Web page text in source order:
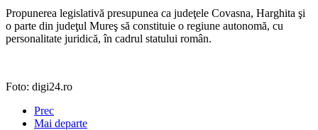
Propunerea legislativă presupunea ca judeţele Covasna, Harghita şi
o parte din judeţul Mureş să constituie o regiune autonomă, cu
personalitate juridică, în cadrul statului român.
Foto: digi24.ro
Prec
Mai departe